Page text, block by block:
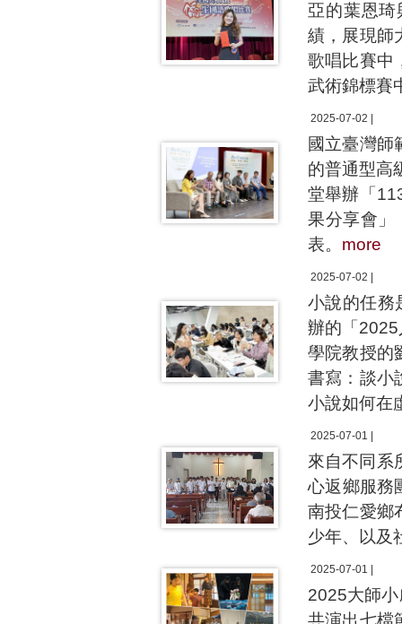
亞的葉恩琦
績，展現師
歌唱比賽中
武術錦標賽
2025-07-02 |
國立臺灣師
的普通型高
堂舉辦「
果分享會」
表。 more
2025-07-02 |
小說的任務
辦的「
學院教授的
書寫：談小
小說如何在
2025-07-01 |
來自不同系
心返鄉服務
南投仁愛鄉
少年、以及
2025-07-01 |
2025大師
共演出七檔